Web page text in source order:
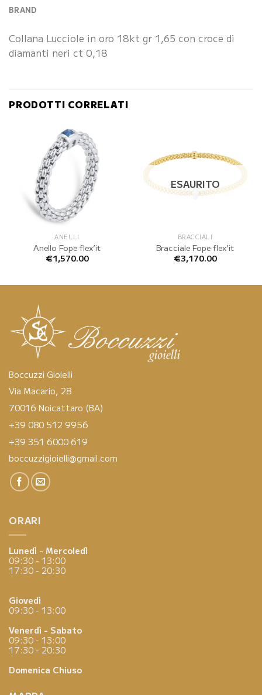
BRAND
Collana Lucciole in oro 18kt gr 1,65 con croce di
diamanti neri ct 0,18
PRODOTTI CORRELATI
ANELLI
Anello Fope flex’it
€1,570.00
ESAURITO
BRACCIALI
Bracciale Fope flex’it
€3,170.00
Boccuzzi Gioielli
Via Macario, 28
70016 Noicattaro (BA)
+39 080 512 9956
+39 351 6000 619
boccuzzigioielli@gmail.com
ORARI
Lunedì - Mercoledì
09:30 - 13:00
17:30 - 20:30
Giovedì
09:30 - 13:00
Venerdì - Sabato
09:30 - 13:00
17:30 - 20:30
Domenica Chiuso